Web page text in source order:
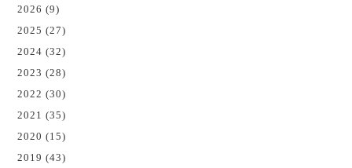
2026 (9)
2025 (27)
2024 (32)
2023 (28)
2022 (30)
2021 (35)
2020 (15)
2019 (43)